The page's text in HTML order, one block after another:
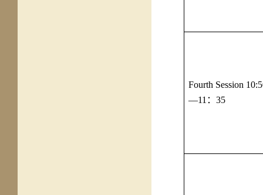
Fourth Session
—11 ： 35